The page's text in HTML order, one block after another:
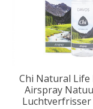
Chi Natural Life
Airspray
Luchtverfrisser